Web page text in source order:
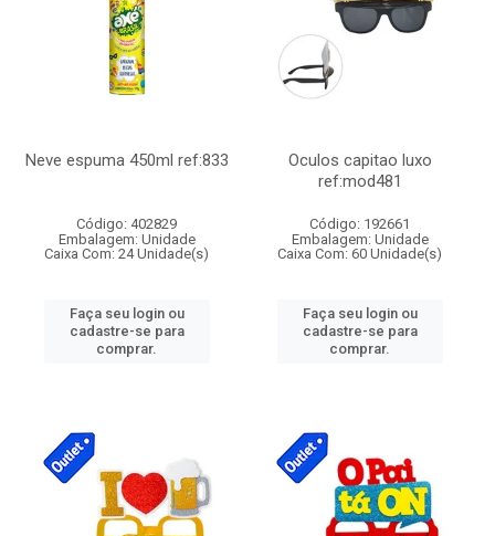
Neve espuma 450ml ref:833
Código: 402829
Embalagem: Unidade
Caixa Com: 24 Unidade(s)
Faça seu login ou
cadastre-se para
comprar.
Oculos capitao luxo
ref:mod481
Código: 192661
Embalagem: Unidade
Caixa Com: 60 Unidade(s)
Faça seu login ou
cadastre-se para
comprar.